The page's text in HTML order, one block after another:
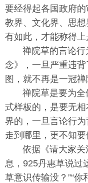
要经得起各国政府
教界、文化界、思
有如此，才能称得上
禅院草的言论行
念》，一旦严重违
图，就不再是一冠禅
禅院草是要为全
式样板的，是要无
界的，一旦言论行
走到哪里，更不知要
依据《请大家关
息，925丹惠草说过
草意识传输没？”“你